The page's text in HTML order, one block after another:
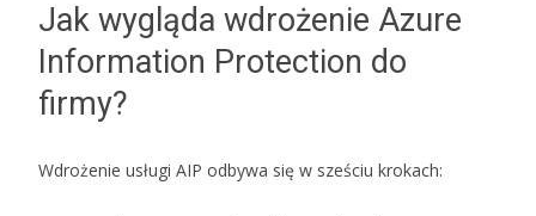
Jak wygląda wdrożenie Azure
Information Protection do
firmy?
Wdrożenie usługi AIP odbywa się w sześciu krokach: